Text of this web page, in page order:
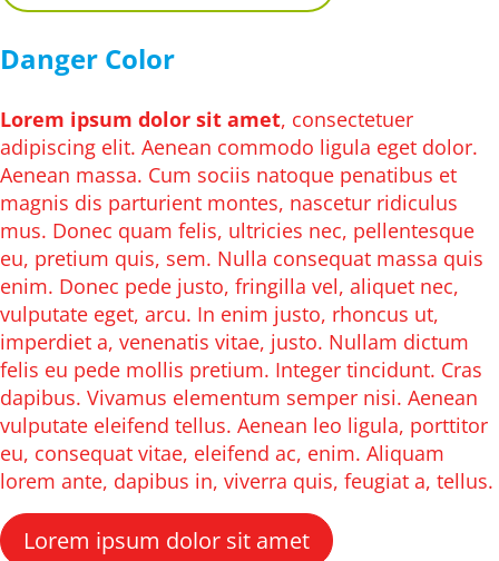
Danger Color
Lorem ipsum dolor sit amet, consectetuer
adipiscing elit. Aenean commodo ligula eget dolor.
Aenean massa. Cum sociis natoque penatibus et
magnis dis parturient montes, nascetur ridiculus
mus. Donec quam felis, ultricies nec, pellentesque
eu, pretium quis, sem. Nulla consequat massa quis
enim. Donec pede justo, fringilla vel, aliquet nec,
vulputate eget, arcu. In enim justo, rhoncus ut,
imperdiet a, venenatis vitae, justo. Nullam dictum
felis eu pede mollis pretium. Integer tincidunt. Cras
dapibus. Vivamus elementum semper nisi. Aenean
vulputate eleifend tellus. Aenean leo ligula, porttitor
eu, consequat vitae, eleifend ac, enim. Aliquam
lorem ante, dapibus in, viverra quis, feugiat a, tellus.
Lorem ipsum dolor sit amet